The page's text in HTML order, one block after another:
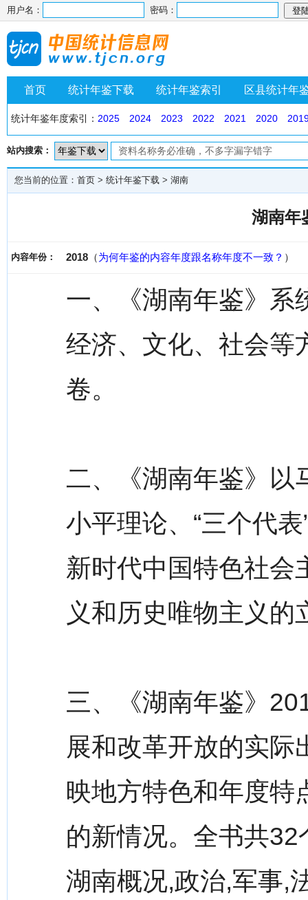
用户名： 密码：
首页 统计年鉴下载 统计年鉴索引 区县统计年
统计年鉴年度索引： 2025 2024 2023 2022 2021 2020
站内搜索：
您当前的位置： 首页 > 统计年鉴下载 > 湖南
湖南年
内容年份： 2018 （为何年鉴的内容年度跟名称年度不一致？ ）
一、《湖南年鉴》系
经济、文化、社会等
卷。
二、《湖南年鉴》以
小平理论、“三个代
新时代中国特色社会
义和历史唯物主义的
三、《湖南年鉴》
展和改革开放的实际
映地方特色和年度特
的新情况。全书共
湖南概况,政治,军事,